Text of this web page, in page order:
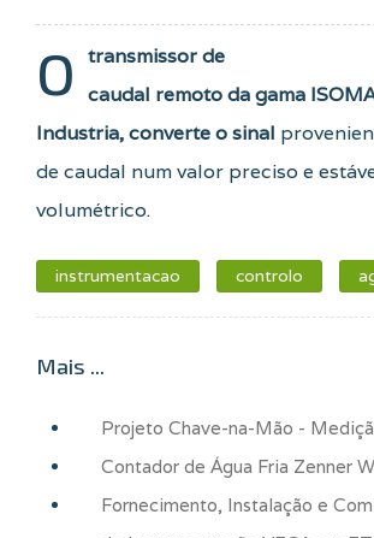
O
transmissor de
caudal remoto da gama
Industria, converte o sinal
de caudal num valor preciso e
volumétrico.
instrumentacao controlo
Mais ...
Projeto Chave-na-Mão -
Contador de Água Fria Zenner
Fornecimento, Instalação e